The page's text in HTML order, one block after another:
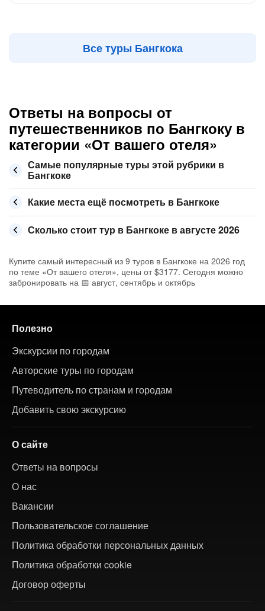
Все туры Бангкока
Ответы на вопросы от
путешественников по Бангкоку в
категории «От вашего отеля»
Самые популярные туры этой рубрики в
Бангкоке
Какие места ещё посмотреть в Бангкоке
Сколько стоит тур в Бангкоке в августе 2026
Купите самый интересный из 9 туров в Бангкоке на 2026 год
по теме «От вашего отеля», цены от $3177. Сегодня можно
забронировать на 📅 август, сентябрь и октябрь
Полезно
Экскурсии по городам
Авторские туры по городам
Путеводитель по странам и городам
Добавить свою экскурсию
О сайте
Ответы на вопросы
О нас
Вакансии
Пользовательское соглашение
Политика обработки персональных данных
Политика обработки cookie
Договор оферты